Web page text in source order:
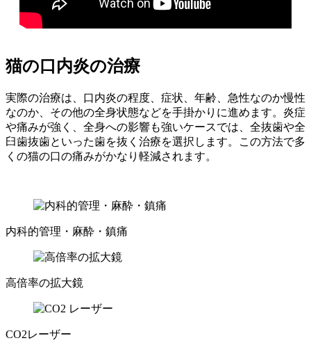
猫の口内炎の治療
実際の治療は、口内炎の程度、症状、年齢、急性なのか慢性
なのか、その他の全身状態などを手掛かりに進めます。炎症
や痛みが強く、全身への影響も強いケースでは、全抜歯や全
臼歯抜歯といった歯を抜く治療を選択します。この方法で多
くの猫の口の痛みがかなり軽減されます。
内科的管理・麻酔・鎮痛
高倍率の拡大鏡
CO2レーザー